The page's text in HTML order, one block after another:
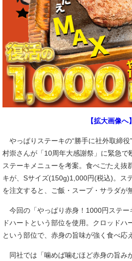
【拡大画像へ】
やっぱりステーキの“勝手に社外取締役
村崇さんが「10周年大感謝祭」に緊急で
ステーキメニューを考案。食べごたえ抜
キが、Sサイズ(150g)1,000円(税込)。ス
を注文すると、ご飯・スープ・サラダが
今回の「やっぱり赤身！1000円ステー
ドハートという部位を使用。クロッドハ
という部位で、赤身の旨味が強く食べ応
同社では「噛めば噛むほど赤身の旨み